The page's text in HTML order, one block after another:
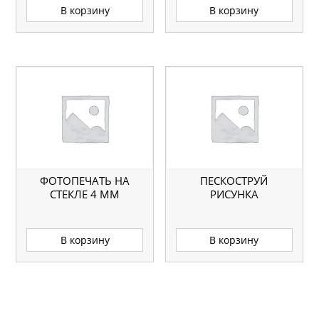
В корзину В корзину
ФОТОПЕЧАТЬ НА
СТЕКЛЕ 4 ММ
В корзину
ПЕСКОСТРУЙ
РИСУНКА
В корзину